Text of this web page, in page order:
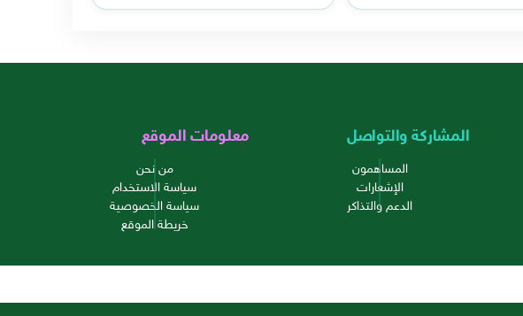
المشاركة والتواصل
المساهمون
الإشعارات
الدعم والتذاكر
معلومات الموقع
من نحن
سياسة الاستخدام
سياسة الخصوصية
خريطة الموقع